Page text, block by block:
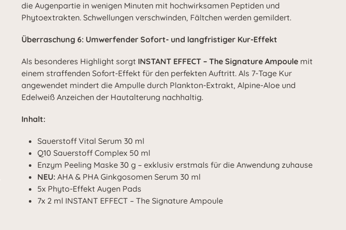
die Augenpartie in wenigen Minuten mit hochwirksamen Peptiden und
Phytoextrakten. Schwellungen verschwinden, Fältchen werden gemildert.
Überraschung 6: Umwerfender Sofort- und langfristiger Kur-Effekt
Als besonderes Highlight sorgt INSTANT EFFECT – The Signature Ampoule mit
einem straffenden Sofort-Effekt für den perfekten Auftritt. Als 7-Tage Kur
angewendet mindert die Ampulle durch Plankton-Extrakt, Alpine-Aloe und
Edelweiß Anzeichen der Hautalterung nachhaltig.
Inhalt:
Sauerstoff Vital Serum 30 ml
Q10 Sauerstoff Complex 50 ml
Enzym Peeling Maske 30 g – exklusiv erstmals für die Anwendung zuhause
NEU: AHA & PHA Ginkgosomen Serum 30 ml
5x Phyto-Effekt Augen Pads
7x 2 ml INSTANT EFFECT – The Signature Ampoule